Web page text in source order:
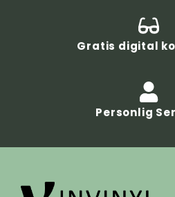
Gratis digital
Personlig